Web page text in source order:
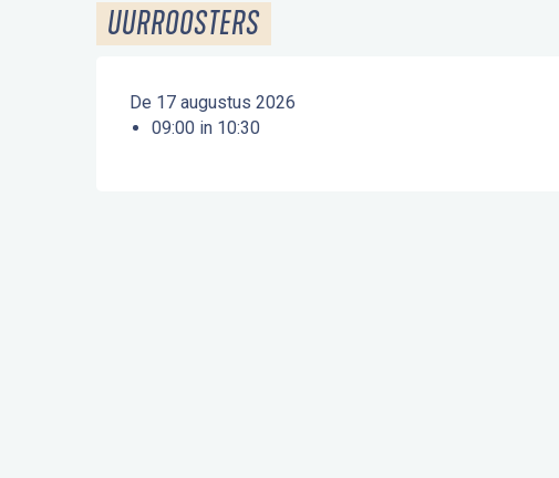
UURROOSTERS
De 17 augustus 2026
09:00 in 10:30